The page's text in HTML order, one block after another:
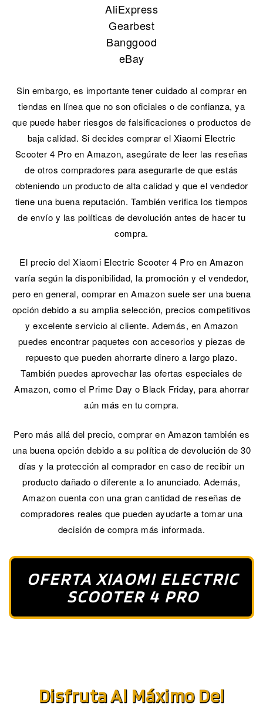
AliExpress
Gearbest
Banggood
eBay
Sin embargo, es importante tener cuidado al comprar en
tiendas en línea que no son oficiales o de confianza, ya
que puede haber riesgos de falsificaciones o productos de
baja calidad. Si decides comprar el Xiaomi Electric
Scooter 4 Pro en Amazon, asegúrate de leer las reseñas
de otros compradores para asegurarte de que estás
obteniendo un producto de alta calidad y que el vendedor
tiene una buena reputación. También verifica los tiempos
de envío y las políticas de devolución antes de hacer tu
compra.
El precio del Xiaomi Electric Scooter 4 Pro en Amazon
varía según la disponibilidad, la promoción y el vendedor,
pero en general, comprar en Amazon suele ser una buena
opción debido a su amplia selección, precios competitivos
y excelente servicio al cliente. Además, en Amazon
puedes encontrar paquetes con accesorios y piezas de
repuesto que pueden ahorrarte dinero a largo plazo.
También puedes aprovechar las ofertas especiales de
Amazon, como el Prime Day o Black Friday, para ahorrar
aún más en tu compra.
Pero más allá del precio, comprar en Amazon también es
una buena opción debido a su política de devolución de 30
días y la protección al comprador en caso de recibir un
producto dañado o diferente a lo anunciado. Además,
Amazon cuenta con una gran cantidad de reseñas de
compradores reales que pueden ayudarte a tomar una
decisión de compra más informada.
OFERTA XIAOMI ELECTRIC
SCOOTER 4 PRO
Disfruta Al Máximo Del